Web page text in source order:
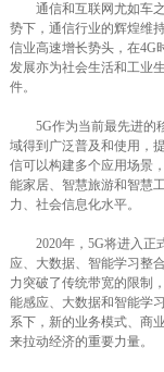
通信和互联网尤如车之
势下，通信行业的辉煌维
信业高速增长势头，在4G
发展亦为社会生活和工业
件。
5G作为当前最先进的移
域得到广泛普及和使用，
信可以构建多个应用场景
能家居、智慧旅游和智慧
力、社会信息化水平。
2020年，5G将进入正
应、大数据、智能学习整
力突破了传统带宽的限制
能感应、大数据和智能学
系下，新的业务模式、商
来拉动经济的重要力量。